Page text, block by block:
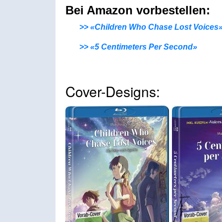
Bei Amazon vorbestellen:
>> «Children Who Chase Lost
>> «5 Centimeters Per Second»
Cover-Designs: